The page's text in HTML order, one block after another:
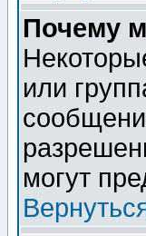
Почему
или
могут